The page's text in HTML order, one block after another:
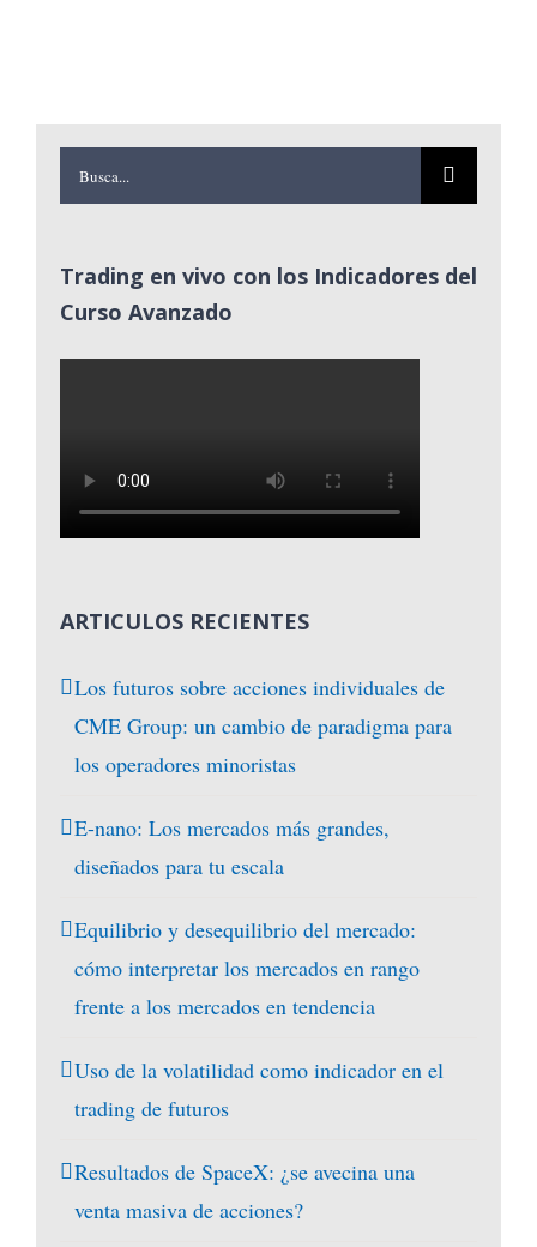
Buscar:
Trading en vivo con los Indicadores del
Curso Avanzado
ARTICULOS RECIENTES
Los futuros sobre acciones individuales de
CME Group: un cambio de paradigma para
los operadores minoristas
E-nano: Los mercados más grandes,
diseñados para tu escala
Equilibrio y desequilibrio del mercado:
cómo interpretar los mercados en rango
frente a los mercados en tendencia
Uso de la volatilidad como indicador en el
trading de futuros
Resultados de SpaceX: ¿se avecina una
venta masiva de acciones?